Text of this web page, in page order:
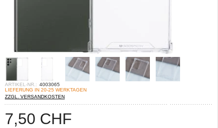
ARTIKEL-NR.: 4003065
LIEFERUNG IN 20-25 WERKTAGEN
ZZGL. VERSANDKOSTEN
7,50 CHF